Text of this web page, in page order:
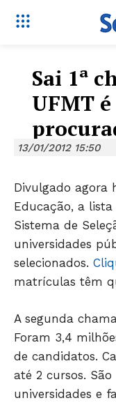
Sai 1ª
UFMT é
13/01/2012 15:50
Divulgado agora
Educação, a
Sistema de
universidades
selecionados.
matrículas têm
A segunda
Foram 3,4
de candidatos.
até 2 cursos. São
universidades e